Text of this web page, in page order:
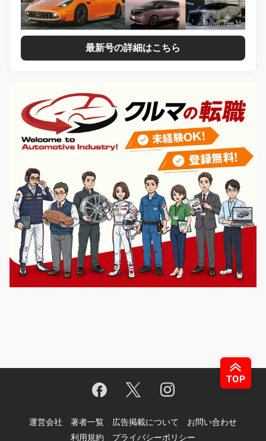
最新号の詳細はこちら
運営会社 著者一覧 広告掲載について
お問い合わせ
利用規約
プライバシーポリシー